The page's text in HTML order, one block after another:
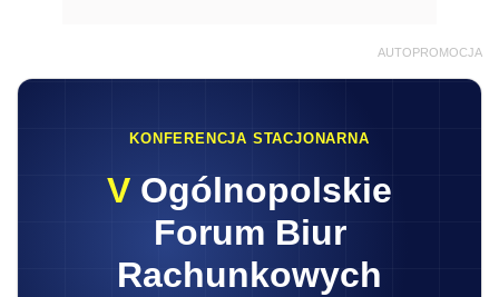
AUTOPROMOCJA
KONFERENCJA STACJONARNA
V Ogólnopolskie
Forum Biur
Rachunkowych